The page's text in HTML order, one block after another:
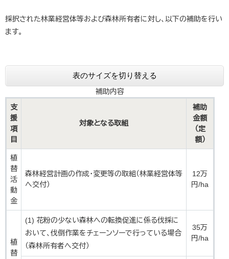
採択された林業経営体等および森林所有者に対し、以下の補助を行い
ます。
表のサイズを切り替える
補助内容
支
援
項
目
対象となる取組
補助
金額
（定
額）
植
替
活
動
金
森林経営計画の作成・変更等の取組（林業経営体等
へ交付）
12万
円/ha
植
替
(1) 花粉の少ない森林への転換促進に係る伐採に
おいて、伐倒作業をチェーンソーで行っている場合
（森林所有者へ交付）
35万
円/ha